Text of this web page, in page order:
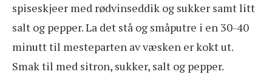
spiseskjeer med rødvinseddik og sukker samt litt
salt og pepper. La det stå og småputre i en 30-40
minutt til mesteparten av væsken er kokt ut.
Smak til med sitron, sukker, salt og pepper.